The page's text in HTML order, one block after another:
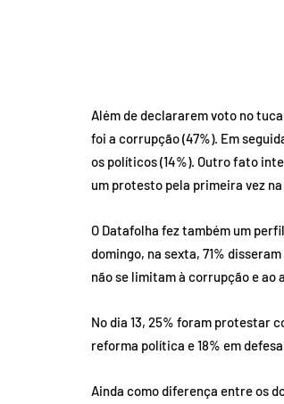
Além de declararem voto no
foi a corrupção (47%). Em
os políticos (14%). Outro fato
um protesto pela primeira vez na
O Datafolha fez também um
domingo, na sexta, 71%
não se limitam à corrupção e ao
No dia 13, 25% foram protestar
reforma política e 18% em
Ainda como diferença entre os